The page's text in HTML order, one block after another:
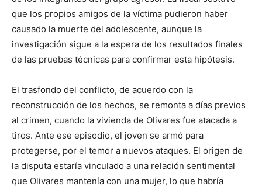
que los propios amigos de la víctima pudieron haber
causado la muerte del adolescente, aunque la
investigación sigue a la espera de los resultados finales
de las pruebas técnicas para confirmar esta hipótesis.
El trasfondo del conflicto, de acuerdo con la
reconstrucción de los hechos, se remonta a días previos
al crimen, cuando la vivienda de Olivares fue atacada a
tiros. Ante ese episodio, el joven se armó para
protegerse, por el temor a nuevos ataques. El origen de
la disputa estaría vinculado a una relación sentimental
que Olivares mantenía con una mujer, lo que habría